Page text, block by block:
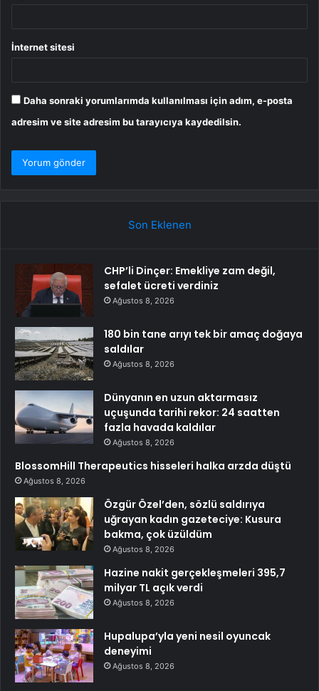
İnternet sitesi
Daha sonraki yorumlarımda kullanılması için adım, e-posta
adresim ve site adresim bu tarayıcıya kaydedilsin.
Son Eklenen
CHP’li Dinçer: Emekliye zam değil,
sefalet ücreti verdiniz
Ağustos 8, 2026
180 bin tane arıyı tek bir amaç doğaya
saldılar
Ağustos 8, 2026
Dünyanın en uzun aktarmasız
uçuşunda tarihi rekor: 24 saatten
fazla havada kaldılar
Ağustos 8, 2026
BlossomHill Therapeutics hisseleri halka arzda düştü
Ağustos 8, 2026
Özgür Özel’den, sözlü saldırıya
uğrayan kadın gazeteciye: Kusura
bakma, çok üzüldüm
Ağustos 8, 2026
Hazine nakit gerçekleşmeleri 395,7
milyar TL açık verdi
Ağustos 8, 2026
Hupalupa’yla yeni nesil oyuncak
deneyimi
Ağustos 8, 2026